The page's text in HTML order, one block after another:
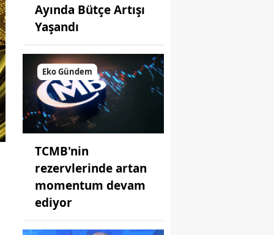
Ayında Bütçe Artışı
Yaşandı
Eko Gündem
TCMB'nin
rezervlerinde artan
momentum devam
ediyor